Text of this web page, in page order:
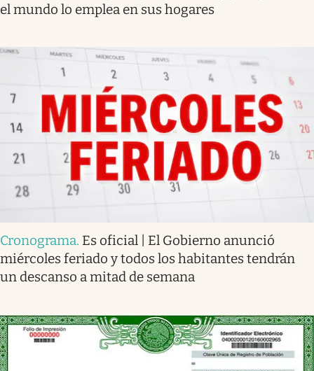
el mundo lo emplea en sus hogares
Cronograma. Es oficial | El Gobierno anunció
miércoles feriado y todos los habitantes tendrán
un descanso a mitad de semana